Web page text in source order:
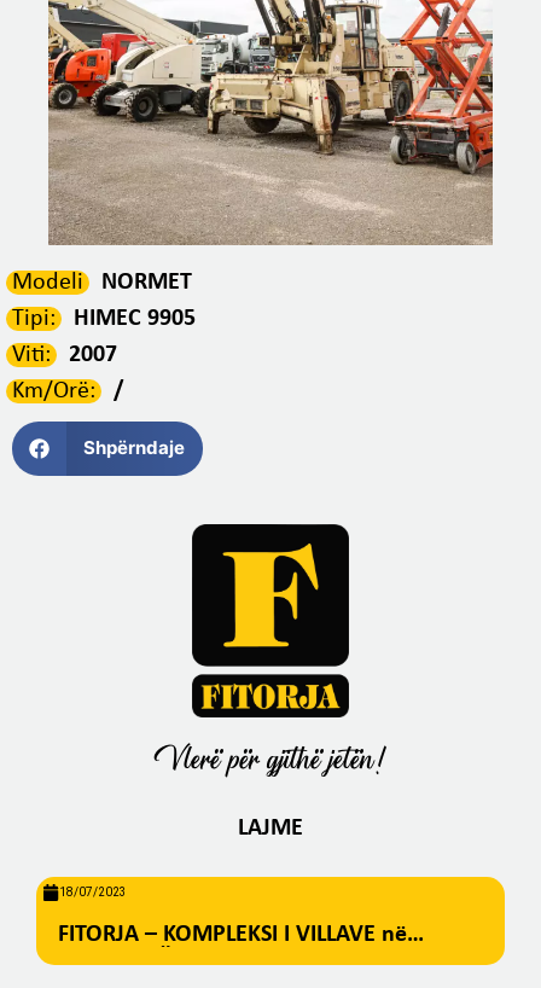
Modeli
NORMET
Tipi:
HIMEC 9905
Viti:
2007
Km/Orë:
/
Shpërndaje
Vlerë për gjithë jetën!
LAJME
18/07/2023
FITORJA – KOMPLEKSI I VILLAVE në
BREZOVICË